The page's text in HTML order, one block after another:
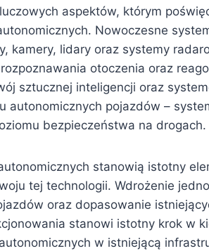
aspektów, którym
Nowoczesne
kamery, lidary oraz systemy
otoczenia oraz
sztucznej inteligencji oraz
autonomicznych pojazdów –
bezpieczeństwa na drogach.
stanowią istotny
tej technologii. Wdrożenie
oraz dopasowanie
stanowi istotny krok w
w istniejącą